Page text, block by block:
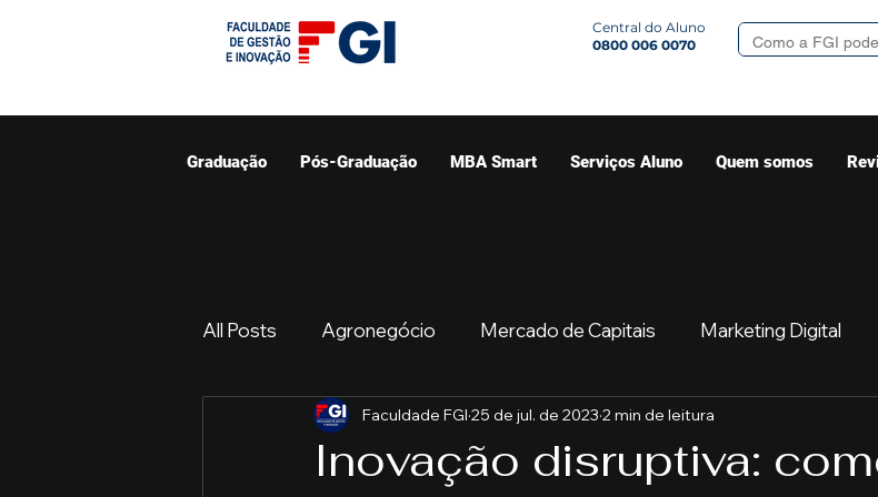
Central do Aluno
0800 006 0070
Graduação Pós-Graduação MBA Smart Serviços Aluno Quem somos
All Posts Agronegócio Mercado de Capitais Marketing Digital
Graduação Resumo do Mercado Sua comunidade
Inovação disruptiva:
Faculdade FGI 25 de jul. de 2023 2 min de leitura